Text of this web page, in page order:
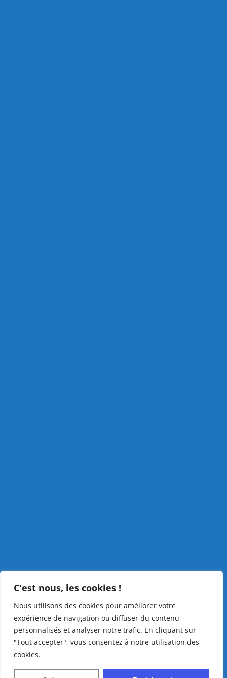
C'est nous, les cookies !
Nous utilisons des cookies pour améliorer votre
expérience de navigation ou diffuser du contenu
personnalisés et analyser notre trafic. En cliquant sur
"Tout accepter", vous consentez à notre utilisation des
cookies.